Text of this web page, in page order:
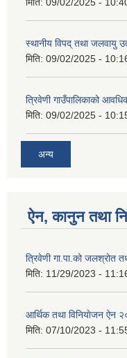
स्थानीय विपद् तथा जलवायु
मिति: 09/02/2025 -
त्रिवेणी गाउँपालिकाको
मिति: 09/02/2025 -
अन्य
ऐन, कानुन तथा
त्रिवेणी गा.पा.को जलश्रोत
मिति: 11/29/2023 -
आर्थिक तथा विनियाेजन ऐन
मिति: 07/10/2023 -